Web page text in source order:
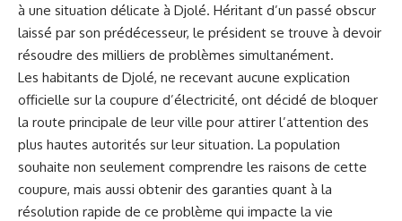
à une situation délicate à Djolé. Héritant d’un passé obscur
laissé par son prédécesseur, le président se trouve à devoir
résoudre des milliers de problèmes simultanément.
Les habitants de Djolé, ne recevant aucune explication
officielle sur la coupure d’électricité, ont décidé de bloquer
la route principale de leur ville pour attirer l’attention des
plus hautes autorités sur leur situation. La population
souhaite non seulement comprendre les raisons de cette
coupure, mais aussi obtenir des garanties quant à la
résolution rapide de ce problème qui impacte la vie